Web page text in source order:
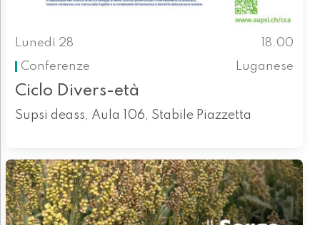
Lunedì 28
18.00
Conferenze
Luganese
Ciclo Divers-età
Supsi deass, Aula 106, Stabile Piazzetta